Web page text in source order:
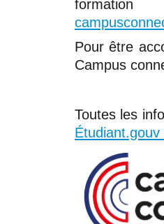
Pour être
Campus
Toutes les